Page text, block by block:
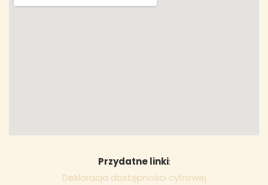
Przydatne linki:
Deklaracja dostępności cyfrowej